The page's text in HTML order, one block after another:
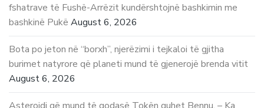
fshatrave të Fushë-Arrëzit kundërshtojnë bashkimin me
bashkinë Pukë August 6, 2026
Bota po jeton në “borxh”, njerëzimi i tejkaloi të gjitha
burimet natyrore që planeti mund të gjenerojë brenda vitit
August 6, 2026